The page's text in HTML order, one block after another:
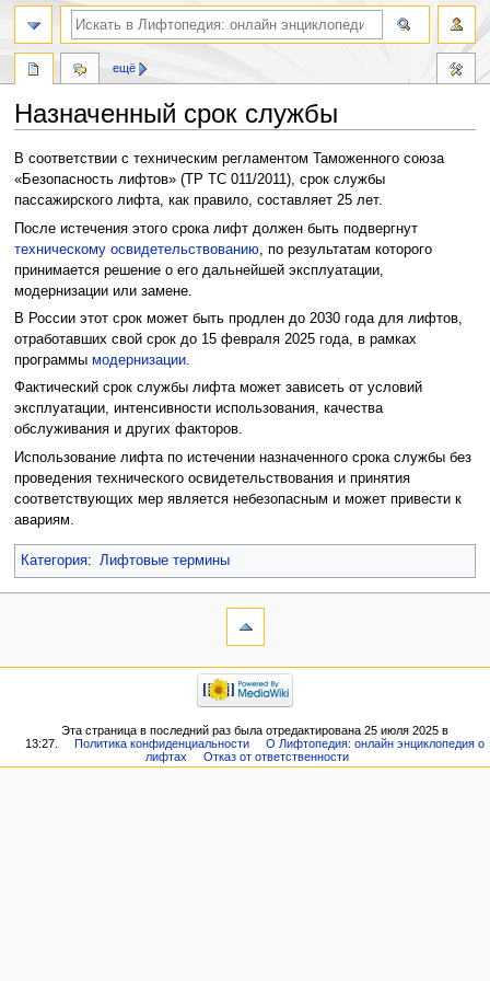
Назначенный срок службы
Перейти
к
навигации
Перейти
к
поиску
В соответствии с техническим регламентом Таможенного союза
«Безопасность лифтов» (ТР ТС 011/2011), срок службы
пассажирского лифта, как правило, составляет 25 лет.
После истечения этого срока лифт должен быть подвергнут
техническому освидетельствованию, по результатам которого
принимается решение о его дальнейшей эксплуатации,
модернизации или замене.
В России этот срок может быть продлен до 2030 года для лифтов,
отработавших свой срок до 15 февраля 2025 года, в рамках
программы модернизации.
Фактический срок службы лифта может зависеть от условий
эксплуатации, интенсивности использования, качества
обслуживания и других факторов.
Использование лифта по истечении назначенного срока службы без
проведения технического освидетельствования и принятия
соответствующих мер является небезопасным и может привести к
авариям.
Категория: Лифтовые термины
ещё
Эта страница в последний раз была отредактирована 25 июля 2025 в
13:27.
Политика конфиденциальности
О Лифтопедия: онлайн энциклопедия о
лифтах
Отказ от ответственности